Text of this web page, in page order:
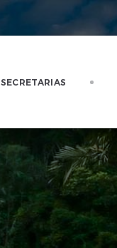
SECRETARIAS